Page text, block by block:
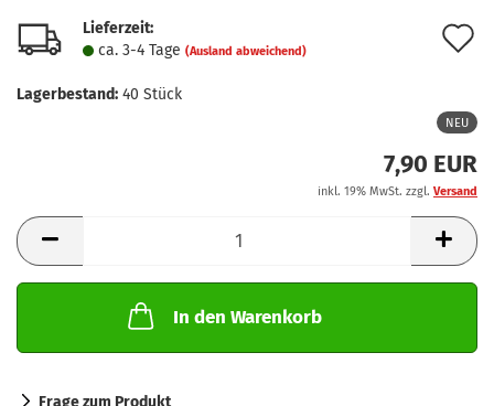
Lieferzeit:
ca. 3-4 Tage (Ausland abweichend)
Lagerbestand: 40 Stück
NEU
7,90 EUR
inkl. 19% MwSt. zzgl. Versand
In den Warenkorb